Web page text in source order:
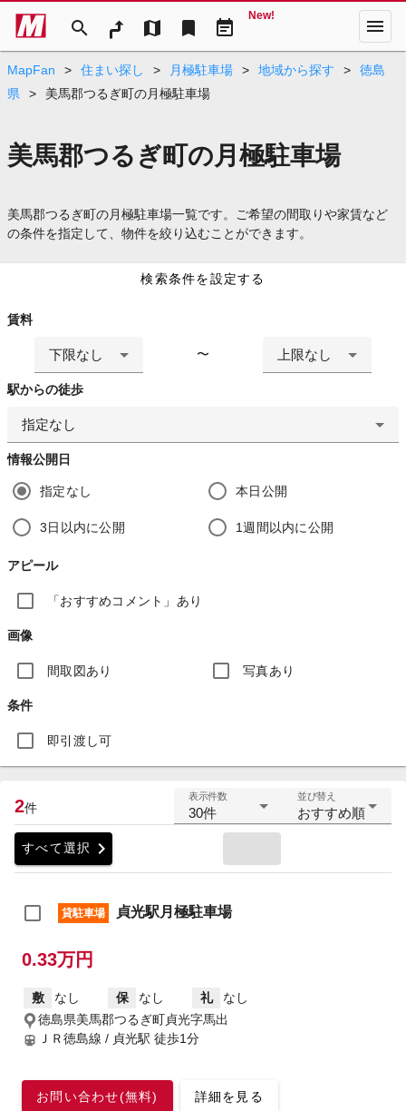
search map bookmark event_note
New! menu
MapFan > 住まい探し > 月極駐車場 > 地域から探す >
徳島
県
> 美馬郡つるぎ町の月極駐車場
美馬郡つるぎ町の月極駐車場
美馬郡つるぎ町の月極駐車場一覧です。ご希望の間取りや家賃など
の条件を指定して、物件を絞り込むことができます。
検索条件を設定する
賃料
下限なし 〜 上限なし
駅からの徒歩
指定なし
情報公開日
指定なし 本日公開
3日以内に公開 1週間以内に公開
アピール
「おすすめコメント」あり
画像
間取図あり 写真あり
条件
即引渡し可
2件
表示件数
30件
並び替え
おすすめ順
すべて選択 chevron_right
貸駐車場 貞光駅月極駐車場
0.33万円
敷 なし 保 なし 礼
なし
徳島県美馬郡つるぎ町貞光字馬出
ＪＲ徳島線 / 貞光駅 徒歩1分
お問い合わせ(無料) 詳細を見る